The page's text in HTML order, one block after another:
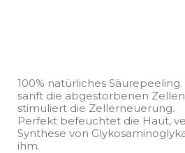
100% natürliches
sanft die abgestorbenen
stimuliert die Zellerneuerung.
Perfekt befeuchtet die Haut,
Synthese von
ihm.